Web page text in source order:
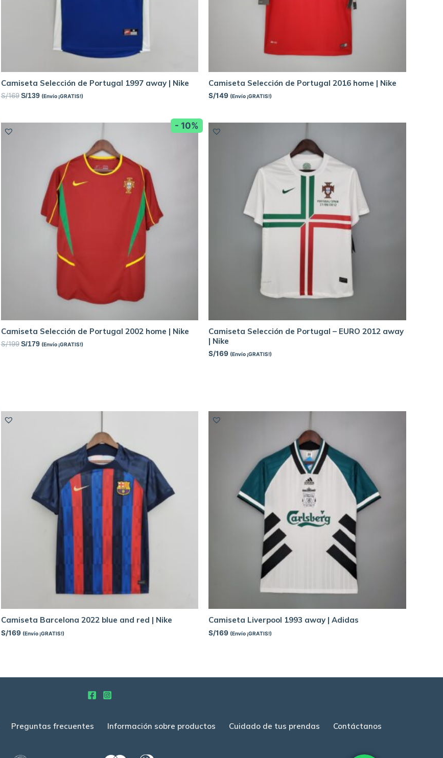
Camiseta Selección de Portugal 1997 away | Nike
S/169 S/139 (Envío ¡GRATIS!)
Camiseta Selección de Portugal 2016 home | Nike
S/149 (Envío ¡GRATIS!)
- 10%
Camiseta Selección de Portugal 2002 home | Nike
S/199 S/179 (Envío ¡GRATIS!)
Camiseta Selección de Portugal – EURO 2012 away
| Nike
S/169 (Envío ¡GRATIS!)
Camiseta Barcelona 2022 blue and red | Nike
S/169 (Envío ¡GRATIS!)
Camiseta Liverpool 1993 away | Adidas
S/169 (Envío ¡GRATIS!)
Preguntas frecuentes Información sobre productos Cuidado de tus prendas Contáctanos